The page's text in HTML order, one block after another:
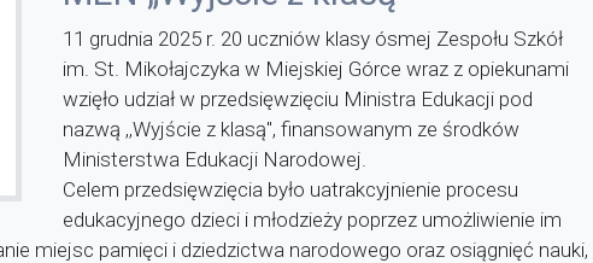
11 grudnia 2025 r. 20 uczniów klasy ósmej Zespołu Szkół
im. St. Mikołajczyka w Miejskiej Górce wraz z opiekunami
wzięło udział w przedsięwzięciu Ministra Edukacji pod
nazwą ,,Wyjście z klasą", finansowanym ze środków
Ministerstwa Edukacji Narodowej.
Celem przedsięwzięcia było uatrakcyjnienie procesu
edukacyjnego dzieci i młodzieży poprzez umożliwienie im
miejsc pamięci i dziedzictwa narodowego oraz osiągnięć nauki,